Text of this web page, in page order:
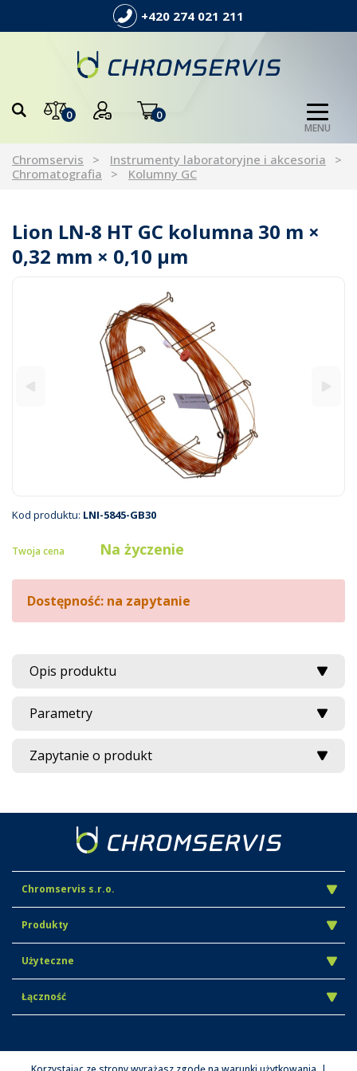
+420 274 021 211
0 0
MENU
Chromservis
Instrumenty laboratoryjne i akcesoria
Chromatografia
Kolumny GC
Lion LN-8 HT GC kolumna 30 m ×
0,32 mm × 0,10 µm
Kod produktu: LNI-5845-GB30
Twoja cena Na życzenie
Dostępność: na zapytanie
Opis produktu
Parametry
Zapytanie o produkt
Chromservis s.r.o.
Produkty
Użyteczne
Łączność